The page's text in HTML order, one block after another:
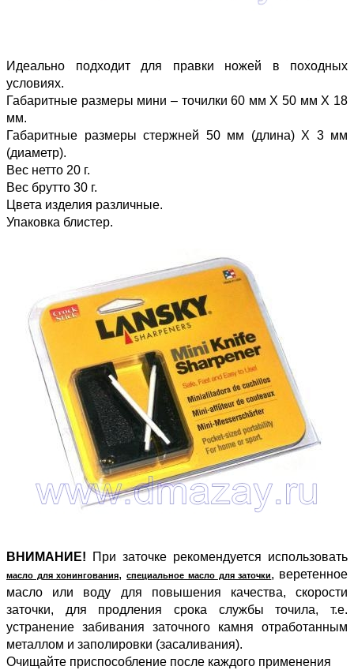
Идеально подходит для правки ножей в походных
условиях.
Габаритные размеры мини – точилки 60 мм Х 50 мм Х 18
мм.
Габаритные размеры стержней 50 мм (длина) Х 3 мм
(диаметр).
Вес нетто 20 г.
Вес брутто 30 г.
Цвета изделия различные.
Упаковка блистер.
ВНИМАНИЕ! При заточке рекомендуется использовать
масло для хонингования,специальное масло для заточки, веретенное
масло или воду для повышения качества, скорости
заточки, для продления срока службы точила, т.е.
устранение забивания заточного камня отработанным
металлом и заполировки (засаливания).
Очищайте приспособление после каждого применения